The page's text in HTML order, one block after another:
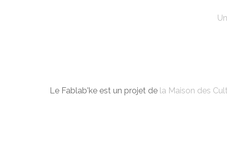
Le Fablab'ke est un projet de la Maison des